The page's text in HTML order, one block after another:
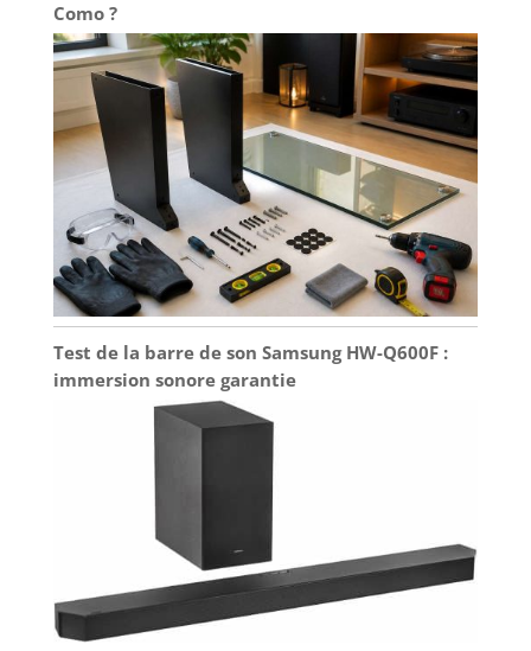
Como ?
Test de la barre de son Samsung HW-Q600F :
immersion sonore garantie